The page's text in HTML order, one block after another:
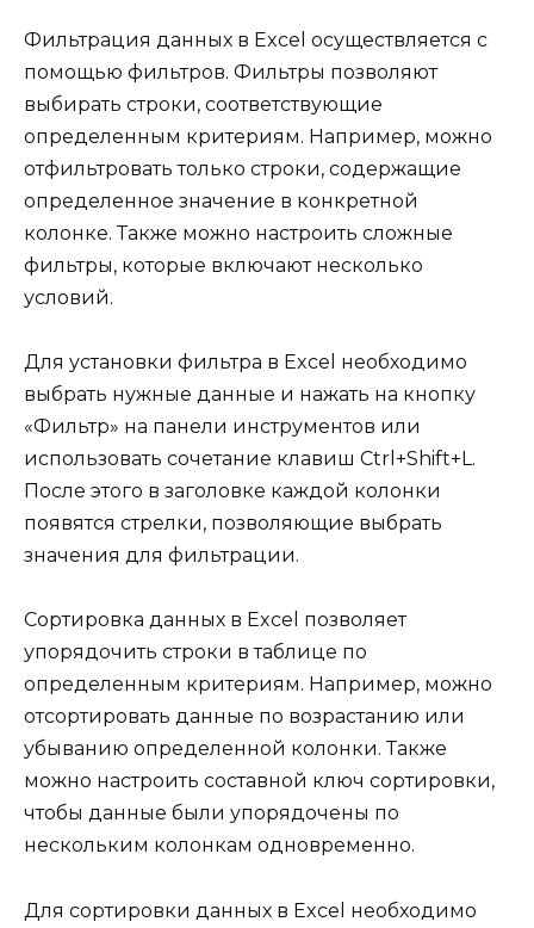
Фильтрация данных в Excel осуществляется с
помощью фильтров. Фильтры позволяют
выбирать строки, соответствующие
определенным критериям. Например, можно
отфильтровать только строки, содержащие
определенное значение в конкретной
колонке. Также можно настроить сложные
фильтры, которые включают несколько
условий.
Для установки фильтра в Excel необходимо
выбрать нужные данные и нажать на кнопку
«Фильтр» на панели инструментов или
использовать сочетание клавиш Ctrl+Shift+L.
После этого в заголовке каждой колонки
появятся стрелки, позволяющие выбрать
значения для фильтрации.
Сортировка данных в Excel позволяет
упорядочить строки в таблице по
определенным критериям. Например, можно
отсортировать данные по возрастанию или
убыванию определенной колонки. Также
можно настроить составной ключ сортировки,
чтобы данные были упорядочены по
нескольким колонкам одновременно.
Для сортировки данных в Excel необходимо